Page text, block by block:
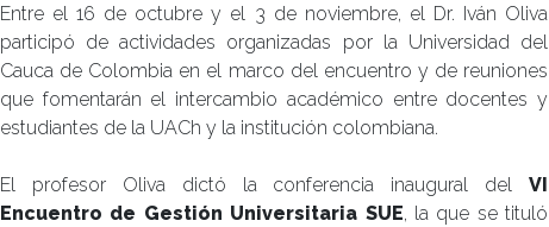
Entre el 16 de octubre y el 3 de noviembre, el Dr. Iván Oliva
participó de actividades organizadas por la Universidad del
Cauca de Colombia en el marco del encuentro y de reuniones
que fomentarán el intercambio académico entre docentes y
estudiantes de la UACh y la institución colombiana.
El profesor Oliva dictó la conferencia inaugural del VI
Encuentro de Gestión Universitaria SUE, la que se tituló